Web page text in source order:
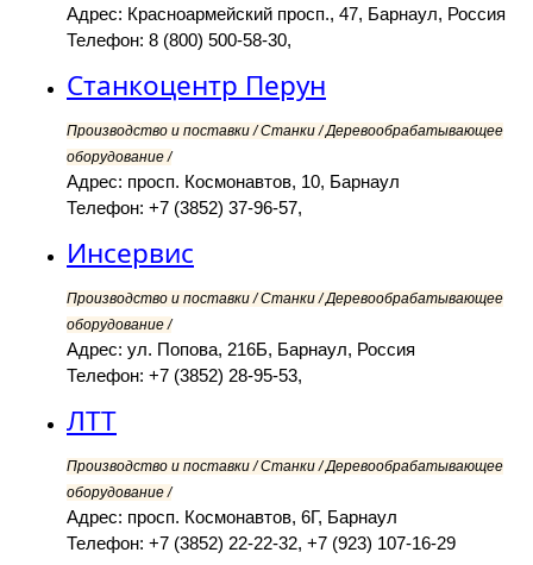
Адрес: Красноармейский просп., 47, Барнаул, Россия
Телефон: 8 (800) 500-58-30,
Станкоцентр Перун
Производство и поставки / Станки / Деревообрабатывающее
оборудование /
Адрес: просп. Космонавтов, 10, Барнаул
Телефон: +7 (3852) 37-96-57,
Инсервис
Производство и поставки / Станки / Деревообрабатывающее
оборудование /
Адрес: ул. Попова, 216Б, Барнаул, Россия
Телефон: +7 (3852) 28-95-53,
ЛТТ
Производство и поставки / Станки / Деревообрабатывающее
оборудование /
Адрес: просп. Космонавтов, 6Г, Барнаул
Телефон: +7 (3852) 22-22-32, +7 (923) 107-16-29